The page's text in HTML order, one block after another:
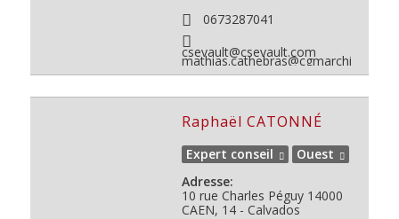
0673287041
csevault@csevault.com
mathias.cathebras@cgmarchitectes.fr
Raphaël CATONNÉ
Expert conseil
Ouest
Adresse:
10 rue Charles Péguy 14000
CAEN, 14 - Calvados